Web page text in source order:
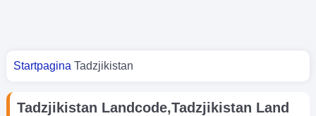
Je bent hier
Startpagina Tadzjikistan
Tadzjikistan Landcode,Tadzjikistan Land